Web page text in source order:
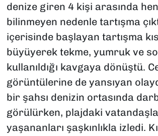
denize giren 4 kişi arasında
bilinmeyen nedenle tartışma
içerisinde başlayan tartışma
büyüyerek tekme, yumruk ve
kullanıldığı kavgaya dönüştü.
görüntülerine de yansıyan
bir şahsı denizin ortasında
görülürken, plajdaki
yaşananları şaşkınlıkla izledi.